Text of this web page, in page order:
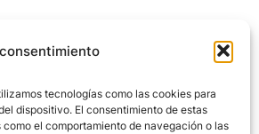
tecnologías como las cookies para
dispositivo. El consentimiento de estas
el comportamiento de navegación o las